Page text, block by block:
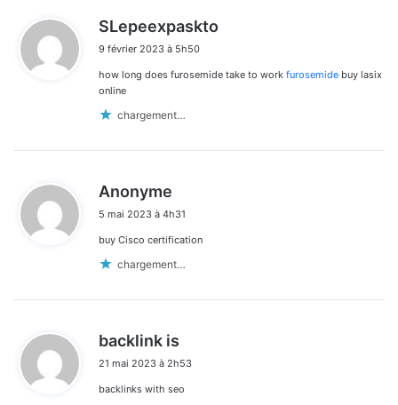
SLepeexpaskto
9 février 2023 à 5h50
how long does furosemide take to work furosemide buy lasix
online
chargement…
Anonyme
t
5 mai 2023 à 4h31
buy Cisco certification
chargement…
backlink is
t
21 mai 2023 à 2h53
backlinks with seo